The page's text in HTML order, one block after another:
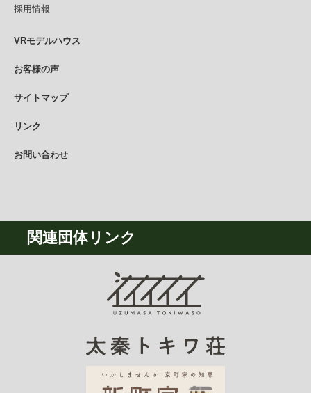
採用情報
VRモデルハウス
お客様の声
サイトマップ
リンク
お問い合わせ
関連団体リンク